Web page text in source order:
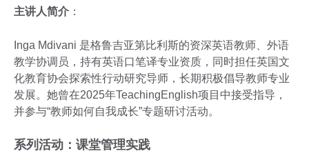
主讲人简介 ：
Inga Mdivani 是格鲁吉亚第比利斯的资深英语教师、外语
教学协调员，持有英语口笔译专业资质，同时担任英国文
化教育协会探索性行动研究导师，长期积极倡导教师专业
发展。她曾在2025年TeachingEnglish项目中接受指导，
并参与“教师如何自我成长”专题研讨活动。
系列活动：课堂管理实践